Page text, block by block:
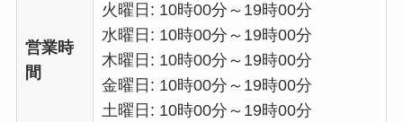
営業時
間
火曜日: 10時00分～19時00分
水曜日: 10時00分～19時00分
木曜日: 10時00分～19時00分
金曜日: 10時00分～19時00分
土曜日: 10時00分～19時00分